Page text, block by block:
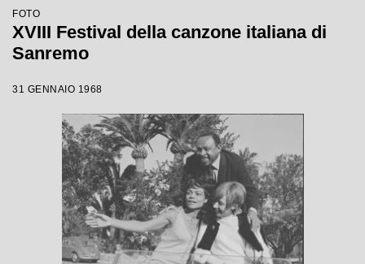
FOTO
XVIII Festival della canzone italiana di
Sanremo
31 GENNAIO 1968